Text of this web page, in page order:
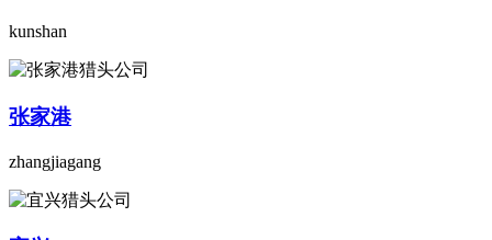
kunshan
张家港
zhangjiagang